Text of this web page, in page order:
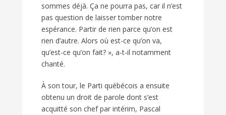
sommes déjà. Ça ne pourra pas, car il n’est
pas question de laisser tomber notre
espérance. Partir de rien parce qu’on est
rien d’autre. Alors où est-ce qu’on va,
qu’est-ce qu’on fait? », a-t-il notamment
chanté.
À son tour, le Parti québécois a ensuite
obtenu un droit de parole dont s’est
acquitté son chef par intérim, Pascal